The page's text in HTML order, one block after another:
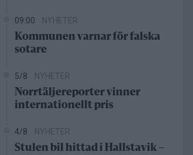
09:00 NYHETER
Kommunen varnar för falska
sotare
5/8 NYHETER
Norrtäljereporter vinner
internationellt pris
4/8 NYHETER
Stulen bil hittad i Hallstavik –